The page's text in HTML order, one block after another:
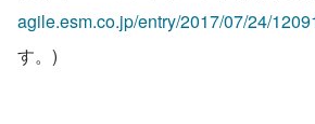
agile.esm.co.jp/entry/2017/07/24/
す。)